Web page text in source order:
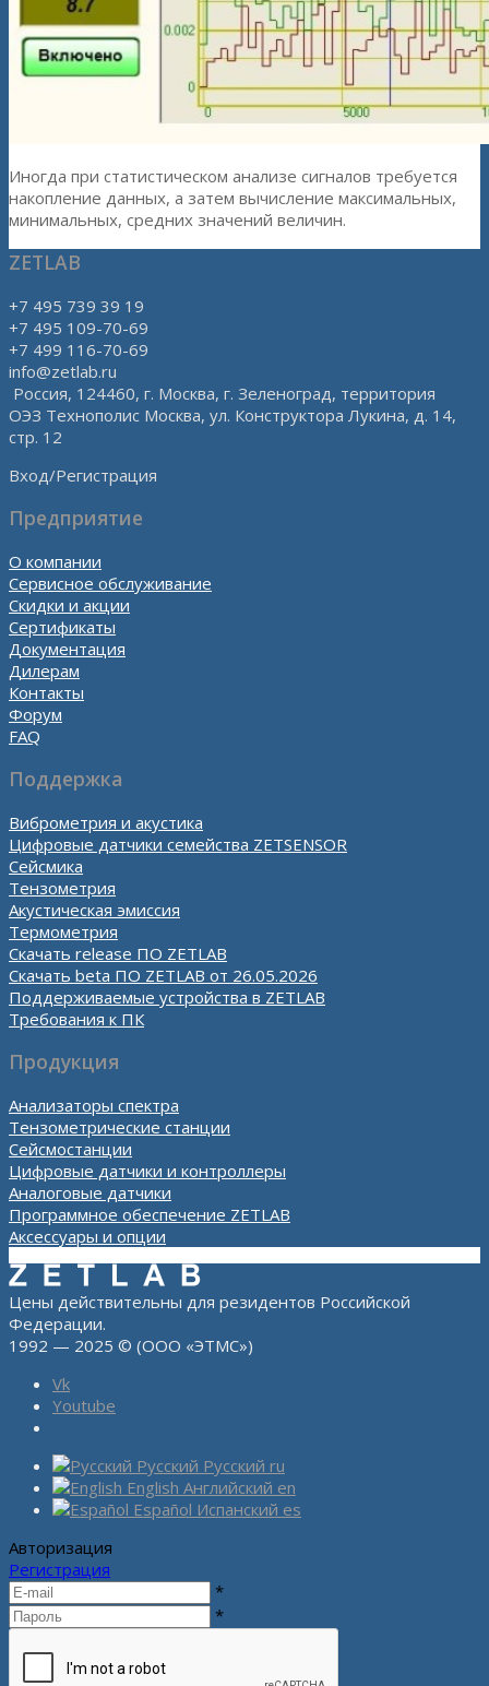
Иногда при статистическом анализе сигналов требуется
накопление данных, а затем вычисление максимальных,
минимальных, средних значений величин.
ZETLAB
+7 495 739 39 19
+7 495 109-70-69
+7 499 116-70-69
info@zetlab.ru
Россия, 124460, г. Москва, г. Зеленоград, территория
ОЭЗ Технополис Москва, ул. Конструктора Лукина, д. 14,
стр. 12
Вход/Регистрация
Предприятие
О компании
Сервисное обслуживание
Скидки и акции
Сертификаты
Документация
Дилерам
Контакты
Форум
FAQ
Поддержка
Виброметрия и акустика
Цифровые датчики семейства ZETSENSOR
Сейсмика
Тензометрия
Акустическая эмиссия
Термометрия
Скачать release ПО ZETLAB
Скачать beta ПО ZETLAB от 26.05.2026
Поддерживаемые устройства в ZETLAB
Требования к ПК
Продукция
Анализаторы спектра
Тензометрические станции
Сейсмостанции
Цифровые датчики и контроллеры
Аналоговые датчики
Программное обеспечение ZETLAB
Аксессуары и опции
Цены действительны для резидентов Российской
Федерации.
1992 — 2025 © (ООО «ЭТМС»)
Vk
Youtube
Русский Русский ru
English Английский en
Español Испанский es
Авторизация
Регистрация
*
*